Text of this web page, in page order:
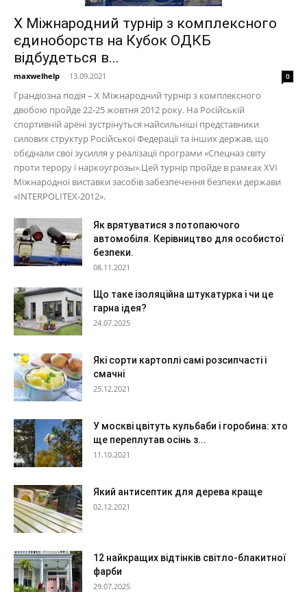
X Міжнародний турнір з комплексного
єдиноборств на Кубок ОДКБ
відбудеться в...
maxwelhelp - 13.09.2021 0
Грандіозна подія – X Міжнародний турнір з комплексного
двобою пройде 22-25 жовтня 2012 року. На Російській
спортивній арені зустрінуться найсильніші представники
силових структур Російської Федерації та інших держав, що
обєднали свої зусилля у реалізації програми «Спецназ світу
проти терору і наркоугрозы».Цей турнір пройде в рамках XVI
Міжнародної виставки засобів забезпечення безпеки держави
«INTERPOLITEX-2012».
Як врятуватися з потопаючого
автомобіля. Керівництво для особистої
безпеки.
08.11.2021
Що таке ізоляційна штукатурка і чи це
гарна ідея?
24.07.2025
Які сорти картоплі самі розсипчасті і
смачні
25.12.2021
У москві цвітуть кульбаби і горобина: хто
ще переплутав осінь з...
11.10.2021
Який антисептик для дерева краще
02.12.2021
12 найкращих відтінків світло-блакитної
фарби
29.07.2025